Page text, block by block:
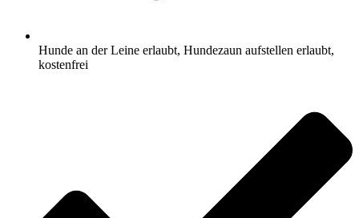
Hunde an der Leine erlaubt, Hundezaun aufstellen erlaubt,
kostenfrei